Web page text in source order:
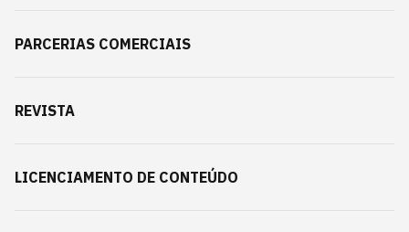
PARCERIAS COMERCIAIS
REVISTA
LICENCIAMENTO DE CONTEÚDO